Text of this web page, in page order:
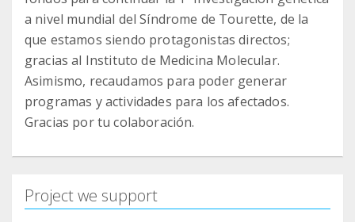
a nivel mundial del Síndrome de Tourette, de la
que estamos siendo protagonistas directos;
gracias al Instituto de Medicina Molecular.
Asimismo, recaudamos para poder generar
programas y actividades para los afectados.
Gracias por tu colaboración.
Project we support